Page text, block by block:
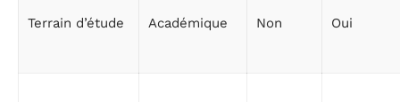
Terrain d’étude Académique Non Oui